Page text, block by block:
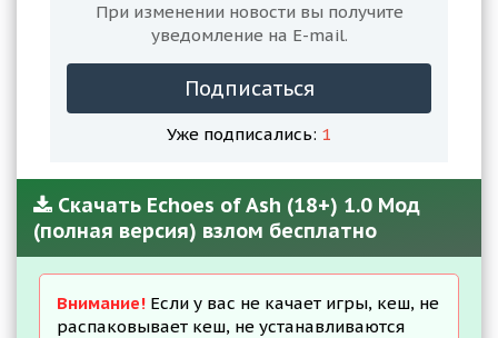
При изменении новости вы получите
уведомление на E-mail.
Подписаться
Уже подписались: 1
Скачать Echoes of Ash (18+) 1.0 Мод
(полная версия) взлом бесплатно
Внимание! Если у вас не качает игры, кеш, не
распаковывает кеш, не устанавливаются